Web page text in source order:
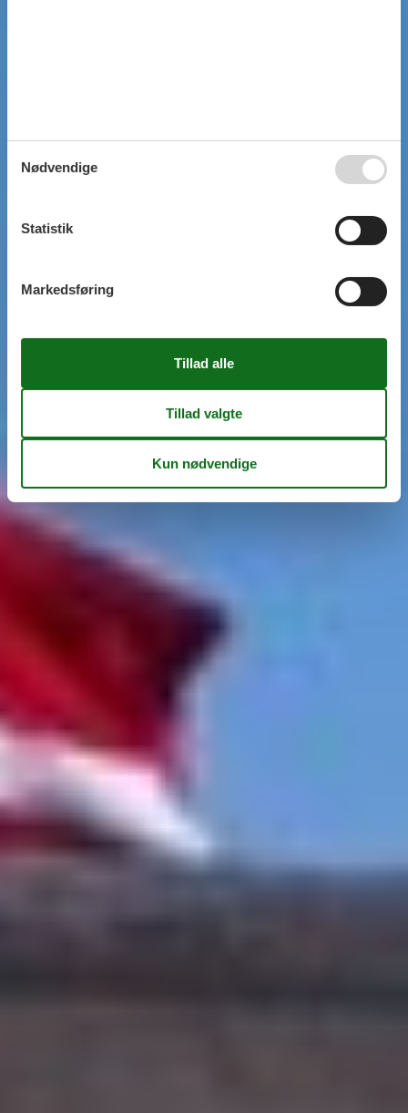
Nødvendige
Statistik
Markedsføring